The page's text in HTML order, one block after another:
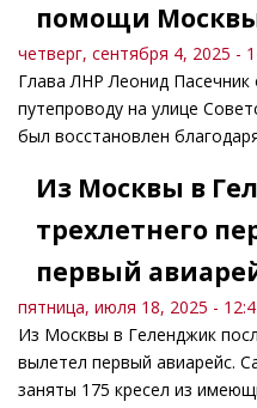
помощи
четверг, сентября 4, 2025 -
Глава ЛНР Леонид
путепроводу на улице
был восстановлен
Из Москвы в
трехлетнего
первый
пятница, июля 18, 2025 -
Из Москвы в Геленджик
вылетел первый авиарейс.
заняты 175 кресел из